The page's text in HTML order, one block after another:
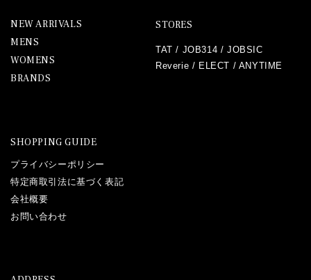
NEW ARRIVALS
MENS
WOMENS
BRANDS
STORES
TAT / JOB314 /JOBSIC
Reverie / ELECT / ANYTIME
SHOPPING GUIDE
プライバシーポリシー
特定商取引法に基づく表記
会社概要
お問い合わせ